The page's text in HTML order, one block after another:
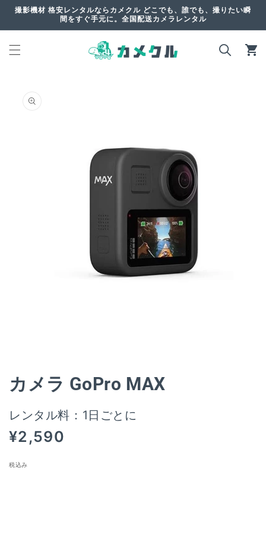
ンツに
撮影機材 格安レンタルならカメクル どこでも、誰でも、撮りたい瞬
間をすぐ手元に。全国配送カメラレンタル
ー
報にス
で
ィ
(1)
く
カメラ GoPro MAX
レンタル料：1日ごとに
通
価
¥2,590
税込み